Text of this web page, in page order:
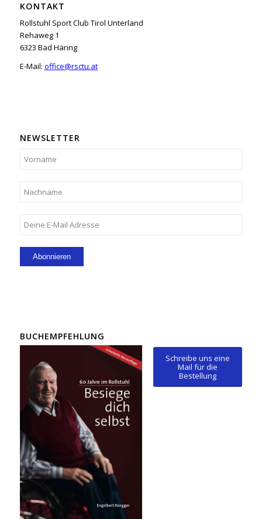
KONTAKT
Rollstuhl Sport Club Tirol Unterland
Rehaweg 1
6323 Bad Häring
E-Mail: office@rsctu.at
NEWSLETTER
BUCHEMPFEHLUNG
Schreibe uns eine
Mail für die
Bestellung